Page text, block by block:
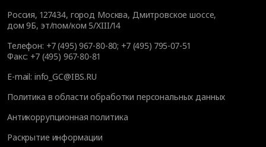
Россия, 127434, город Москва, Дмитровское шоссе,
дом 9Б, эт/пом/ком 5/XIII/14
Телефон: +7 (495) 967-80-80; +7 (495) 795-07-51
Факс: +7 (495) 967-80-81
E-mail: info_GC@IBS.RU
Политика в области обработки персональных данных
Антикоррупционная политика
Раскрытие информации